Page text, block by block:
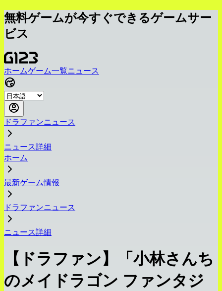
無料ゲームが今すぐできるゲームサー
ビス
ホームゲーム一覧ニュース
ドラファンニュース
ニュース詳細
ホーム
最新ゲーム情報
ドラファンニュース
ニュース詳細
【ドラファン】「小林さんち
のメイドラゴン ファンタジ